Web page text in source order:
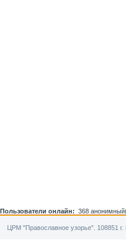
Пользователи онлайн: 368
ЦРМ "Православное узорье". 108851